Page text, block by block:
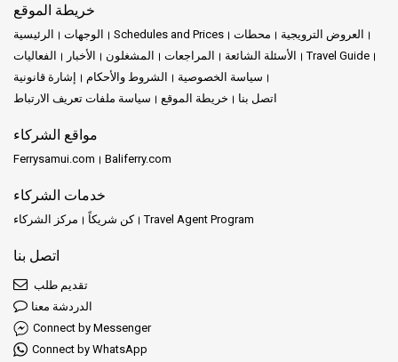
خريطة الموقع
الرئيسية الوجهات Schedules and Prices محطات
العروض الترويجية
الفعاليات
الأخبار المشغلون المراجعات الأسئلة الشائعة
Travel Guide
إشارة قانونية
الشروط والأحكام
سياسة الخصوصية
سياسة ملفات تعريف الارتباط
خريطة الموقع اتصل بنا
مواقع الشركاء
Ferrysamui.com Baliferry.com
خدمات الشركاء
مركز الشركاء كن شريكاً Travel Agent Program
اتصل بنا
تقديم طلب
الدردشة معنا
Connect by Messenger
Connect by WhatsApp